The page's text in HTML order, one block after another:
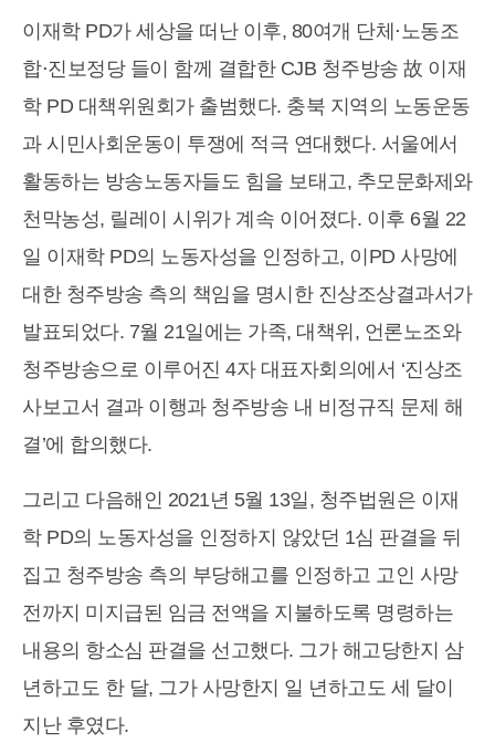
이재학 PD가 세상을 떠난 이후, 80여개 단체⋅노동조
합⋅진보정당 들이 함께 결합한 CJB 청주방송 故 이재
학 PD 대책위원회가 출범했다. 충북 지역의 노동운동
과 시민사회운동이 투쟁에 적극 연대했다. 서울에서
활동하는 방송노동자들도 힘을 보태고, 추모문화제와
천막농성, 릴레이 시위가 계속 이어졌다. 이후 6월 22
일 이재학 PD의 노동자성을 인정하고, 이PD 사망에
대한 청주방송 측의 책임을 명시한 진상조상결과서가
발표되었다. 7월 21일에는 가족, 대책위, 언론노조와
청주방송으로 이루어진 4자 대표자회의에서 ‘진상조
사보고서 결과 이행과 청주방송 내 비정규직 문제 해
결’에 합의했다.
그리고 다음해인 2021년 5월 13일, 청주법원은 이재
학 PD의 노동자성을 인정하지 않았던 1심 판결을 뒤
집고 청주방송 측의 부당해고를 인정하고 고인 사망
전까지 미지급된 임금 전액을 지불하도록 명령하는
내용의 항소심 판결을 선고했다. 그가 해고당한지 삼
년하고도 한 달, 그가 사망한지 일 년하고도 세 달이
지난 후였다.